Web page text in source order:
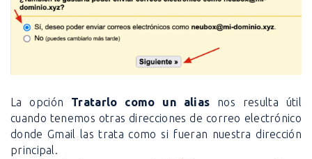
La opción Tratarlo como un alias nos resulta útil
cuando tenemos otras direcciones de correo electrónico
donde Gmail las trata como si fueran nuestra dirección
principal.